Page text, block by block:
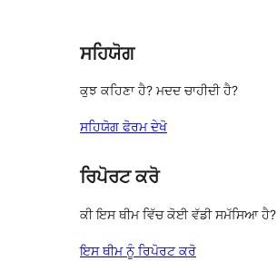
ਸਹਿਯੋਗ
ਕੁਝ ਕਹਿਣਾ ਹੈ? ਮਦਦ ਚਾਹੀਦੀ ਹੈ?
ਸਹਿਯੋਗ ਫੋਰਮ ਦੇਖੋ
ਰਿਪੋਰਟ ਕਰੋ
ਕੀ ਇਸ ਥੀਮ ਵਿੱਚ ਕੋਈ ਵੱਡੀ ਸਮੱਸਿਆ ਹੈ?
ਇਸ ਥੀਮ ਨੂੰ ਰਿਪੋਰਟ ਕਰੋ